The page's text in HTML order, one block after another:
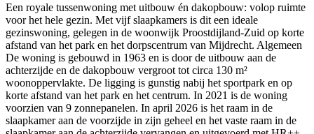
Een royale tussenwoning met uitbouw én dakopbouw: volop ruimte
voor het hele gezin. Met vijf slaapkamers is dit een ideale
gezinswoning, gelegen in de woonwijk Proostdijland-Zuid op korte
afstand van het park en het dorpscentrum van Mijdrecht. Algemeen
De woning is gebouwd in 1963 en is door de uitbouw aan de
achterzijde en de dakopbouw vergroot tot circa 130 m²
woonoppervlakte. De ligging is gunstig nabij het sportpark en op
korte afstand van het park en het centrum. In 2021 is de woning
voorzien van 9 zonnepanelen. In april 2026 is het raam in de
slaapkamer aan de voorzijde in zijn geheel en het vaste raam in de